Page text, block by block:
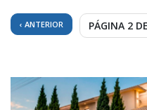
‹ ANTERIOR PÁGINA 2